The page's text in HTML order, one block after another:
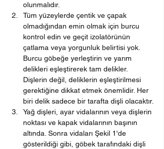
olunmalıdır.
Tüm yüzeylerde çentik ve çapak
olmadığından emin olmak için burcu
kontrol edin ve geçit izolatörünün
çatlama veya yorgunluk belirtisi yok.
Burcu göbeğe yerleştirin ve yarım
delikleri eşleştirerek tam delikler.
Dişlerin değil, deliklerin eşleştirilmesi
gerektiğine dikkat etmek önemlidir. Her
biri delik sadece bir tarafta dişli olacaktır.
Yağ dişleri, ayar vidalarının veya dişlerin
noktası ve kapak vidalarının başının
altında. Sonra vidaları Şekil 1'de
gösterildiği gibi, göbek tarafındaki dişli